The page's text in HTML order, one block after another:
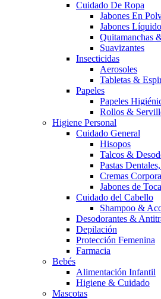
Cuidado De Ropa
Jabones En
Jabones
Quitamanchas
Suavizantes
Insecticidas
Aerosoles
Tabletas &
Papeles
Papeles
Rollos &
Higiene Personal
Cuidado General
Hisopos
Talcos &
Pastas
Cremas
Jabones de
Cuidado del Cabello
Shampoo &
Desodorantes &
Depilación
Protección Femenina
Farmacia
Bebés
Alimentación Infantil
Higiene & Cuidado
Mascotas